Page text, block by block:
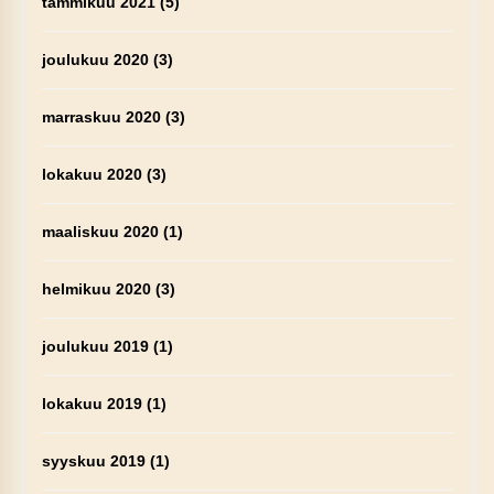
joulukuu 2020(3)
marraskuu 2020(3)
lokakuu 2020(3)
maaliskuu 2020(1)
helmikuu 2020(3)
joulukuu 2019(1)
lokakuu 2019(1)
syyskuu 2019(1)